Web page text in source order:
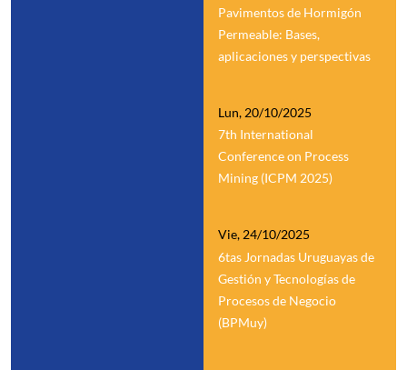
Pavimentos de Hormigón
Permeable: Bases,
aplicaciones y perspectivas
Lun, 20/10/2025
7th International
Conference on Process
Mining (ICPM 2025)
Vie, 24/10/2025
6tas Jornadas Uruguayas de
Gestión y Tecnologías de
Procesos de Negocio
(BPMuy)